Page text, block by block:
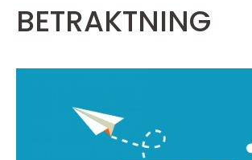
BETRAKTNING